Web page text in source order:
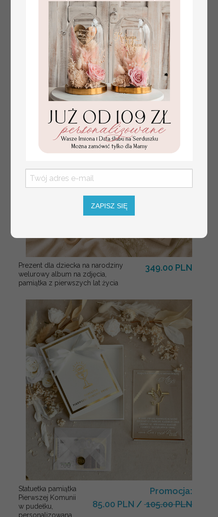
złote winietki na komunię, winietka
dekoracja stołu na komunii, komunijne
winietki z naturalnym kłosem
4.50 PLN
Prezent dla dziecka na narodziny
welurowy album na zdjęcia,
pamiątka z pierwszych lat życia
349.00 PLN
Statuetka pamiątka
Pierwszej Komunii
w pudełku,
personalizowana
Promocja:
85.00 PLN / 105.00 PLN
ZAPISZ SIĘ